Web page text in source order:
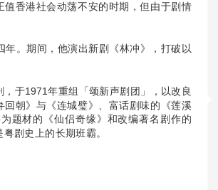
香港社会动荡不安的时期，但由于剧情
。期间，他演出新剧《林冲》，打破以
于1971年重组「颂新声剧团」，以改良
朝》与《连城璧》、富话剧味的《莲溪
题材的《仙侣奇缘》和改编著名剧作的
剧史上的长期班霸。